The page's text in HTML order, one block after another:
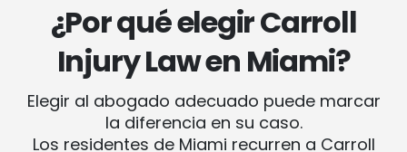
¿Por qué elegir Carroll
Injury Law en Miami?
Elegir al abogado adecuado puede marcar
la diferencia en su caso.
Los residentes de Miami recurren a Carroll